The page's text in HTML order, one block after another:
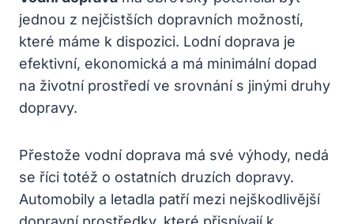
jednou z nejčistších dopravních možností,
které máme k dispozici. Lodní doprava je
efektivní, ekonomická a má minimální dopad
na životní prostředí ve srovnání s jinými druhy
dopravy.
Přestože vodní doprava má své výhody, nedá
se říci totéž o ostatních druzích dopravy.
Automobily a letadla patří mezi nejškodlivější